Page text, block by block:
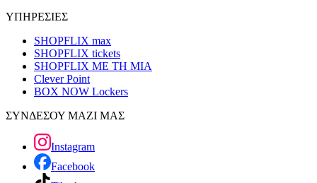
ΥΠΗΡΕΣΙΕΣ
SHOPFLIX max
SHOPFLIX tickets
SHOPFLIX ΜΕ ΤΗ ΜΙΑ
Clever Point
BOX NOW Lockers
ΣΥΝΔΕΣΟΥ ΜΑΖΙ ΜΑΣ
Instagram
Facebook